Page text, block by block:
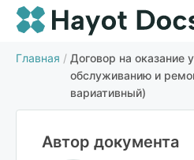
Главная / Договор на оказание
обслуживанию и
вариативный)
Автор документа